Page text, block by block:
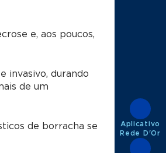
e, aos poucos,
invasivo, durando
de um
de borracha se
Aplicativo
Rede D'Or